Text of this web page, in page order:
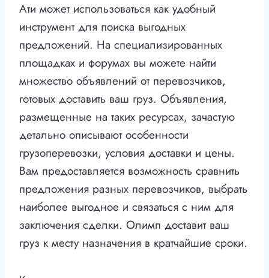
Ати может использоваться как удобный
инструмент для поиска выгодных
предложений. На специализированных
площадках и форумах вы можете найти
множество объявлений от перевозчиков,
готовых доставить ваш груз. Объявления,
размещенные на таких ресурсах, зачастую
детально описывают особенности
грузоперевозки, условия доставки и цены.
Вам предоставляется возможность сравнить
предложения разных перевозчиков, выбрать
наиболее выгодное и связаться с ним для
заключения сделки. Олимп доставит ваш
груз к месту назначения в кратчайшие сроки.